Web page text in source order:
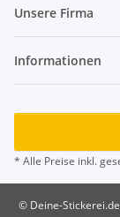
Unsere Firma
Informationen
* Alle Preise inkl.
© Deine-